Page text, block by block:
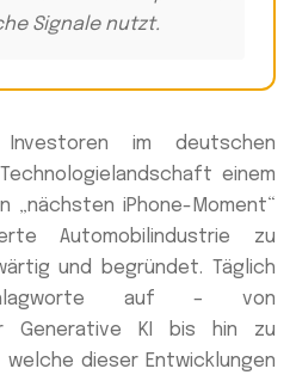
Signale nutzt.
im deutschen
einem
„nächsten iPhone-Moment“
Automobilindustrie zu
und begründet. Täglich
auf – von
Generative KI bis hin zu
welche dieser Entwicklungen